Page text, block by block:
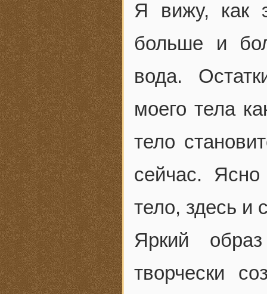
Я вижу, как
больше и
вода.
моего тела
тело
сейчас.
тело, здесь и
Яркий
творчески